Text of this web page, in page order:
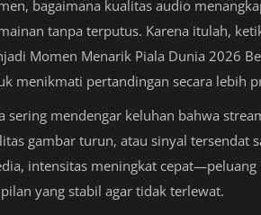
bagaimana kualitas audio
tanpa terputus. Karena itulah,
Momen Menarik Piala Dunia 2026
menikmati pertandingan secara lebih
sering mendengar keluhan bahwa
gambar turun, atau sinyal tersendat
intensitas meningkat
yang stabil agar tidak terlewat.